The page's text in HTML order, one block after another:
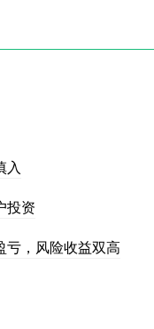
入
投资
亏，风险收益双高